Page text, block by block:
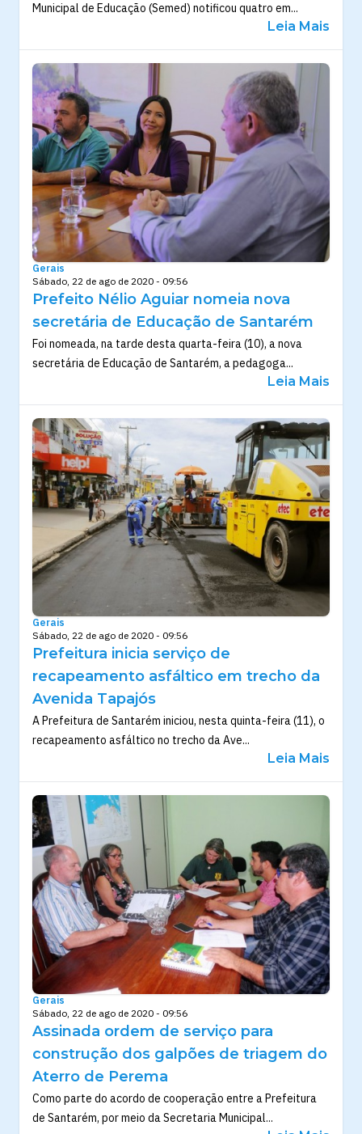
Municipal de Educação (Semed) notificou quatro em...
Leia Mais
Gerais
Sábado, 22 de ago de 2020 - 09:56
Prefeito Nélio Aguiar nomeia nova
secretária de Educação de Santarém
Foi nomeada, na tarde desta quarta-feira (10), a nova
secretária de Educação de Santarém, a pedagoga...
Leia Mais
Gerais
Sábado, 22 de ago de 2020 - 09:56
Prefeitura inicia serviço de
recapeamento asfáltico em trecho da
Avenida Tapajós
A Prefeitura de Santarém iniciou, nesta quinta-feira (11), o
recapeamento asfáltico no trecho da Ave...
Leia Mais
Gerais
Sábado, 22 de ago de 2020 - 09:56
Assinada ordem de serviço para
construção dos galpões de triagem do
Aterro de Perema
Como parte do acordo de cooperação entre a Prefeitura
de Santarém, por meio da Secretaria Municipal...